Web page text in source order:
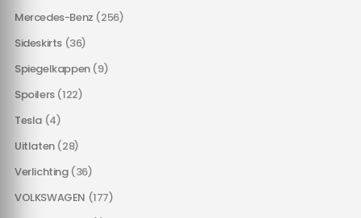
Mercedes-Benz (256)
Sideskirts (36)
Spiegelkappen (9)
Spoilers (122)
Tesla (4)
Uitlaten (28)
Verlichting (36)
VOLKSWAGEN (177)